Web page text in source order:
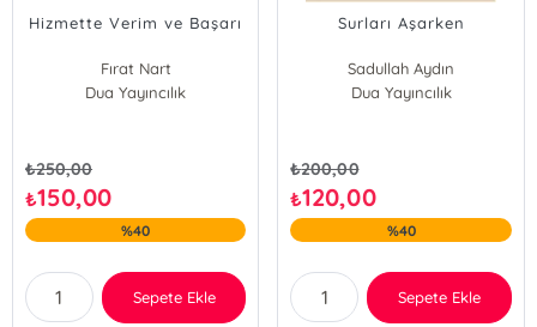
Hizmette Verim ve Başarı
Fırat Nart
Dua Yayıncılık
₺250,00
₺150,00
%40
Sepete Ekle
Surları Aşarken
Sadullah Aydın
Dua Yayıncılık
₺200,00
₺120,00
%40
Sepete Ekle